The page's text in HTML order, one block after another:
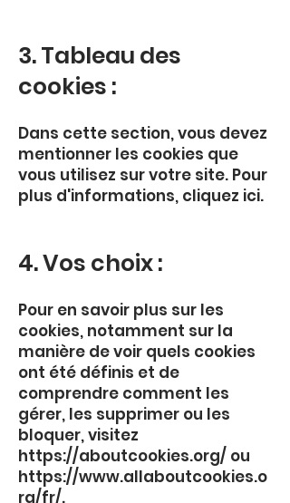
3. Tableau des
cookies :
Dans cette section, vous devez
mentionner les cookies que
vous utilisez sur votre site. Pour
plus d'informations, cliquez ici.
4. Vos choix :
Pour en savoir plus sur les
cookies, notamment sur la
manière de voir quels cookies
ont été définis et de
comprendre comment les
gérer, les supprimer ou les
bloquer, visitez
https://aboutcookies.org/ ou
https://www.allaboutcookies.o
rg/fr/.